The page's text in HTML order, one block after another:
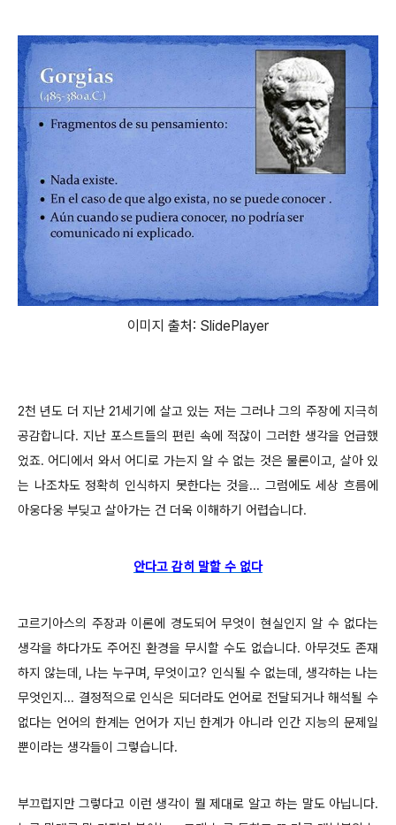
이미지 출처: SlidePlayer
2천 년도 더 지난 21세기에 살고 있는 저는 그러나 그의 주장에 지극히
공감합니다. 지난 포스트들의 편린 속에 적잖이 그러한 생각을 언급했
었죠. 어디에서 와서 어디로 가는지 알 수 없는 것은 물론이고, 살아 있
는 나조차도 정확히 인식하지 못한다는 것을... 그럼에도 세상 흐름에
아웅다웅 부딪고 살아가는 건 더욱 이해하기 어렵습니다.
안다고 감히 말할 수 없다
고르기아스의 주장과 이론에 경도되어 무엇이 현실인지 알 수 없다는
생각을 하다가도 주어진 환경을 무시할 수도 없습니다. 아무것도 존재
하지 않는데, 나는 누구며, 무엇이고? 인식될 수 없는데, 생각하는 나는
무엇인지... 결정적으로 인식은 되더라도 언어로 전달되거나 해석될 수
없다는 언어의 한계는 언어가 지닌 한계가 아니라 인간 지능의 문제일
뿐이라는 생각들이 그렇습니다.
부끄럽지만 그렇다고 이런 생각이 뭘 제대로 알고 하는 말도 아닙니다.